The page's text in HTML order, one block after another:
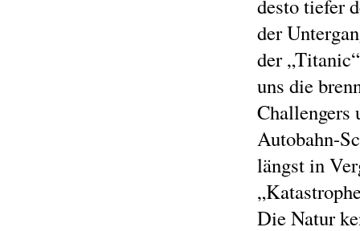
desto tiefer
der
der
uns die
Challengers
Autobahn-
längst in
Die Natur